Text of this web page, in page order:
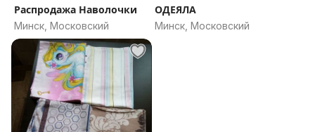
Распродажа Наволочки
Минск, Московский
ОДЕЯЛА
Минск, Московский